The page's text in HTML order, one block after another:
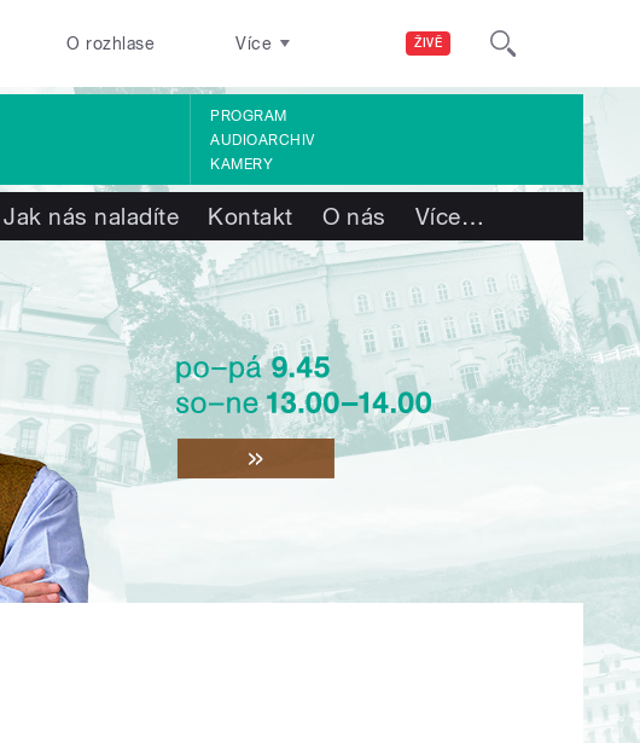
ŽIVĚ
O rozhlase Více
PROGRAM
AUDIOARCHIV
KAMERY
Jak nás naladíte Kontakt O nás Více…